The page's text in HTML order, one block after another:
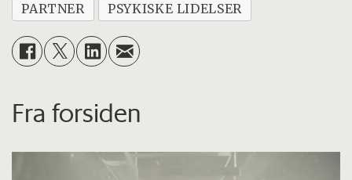
PARTNER
PSYKISKE LIDELSER
Fra forsiden